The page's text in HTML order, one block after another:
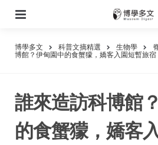
博學多文 科普文摘精選 生物學
博館？伊甸園中的食蟹獴，嬌客入園短暫旅宿
誰來造訪科博館
的食蟹獴，嬌客